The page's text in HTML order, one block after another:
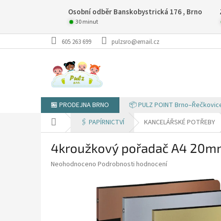
Osobní odběr Banskobystrická 176 , Brno
30 minut
605 263 699 pulzsro@email.cz
🏪 PRODEJNA BRNO 📦 PULZ POINT
🖇️ PAPÍRNICTVÍ KANCELÁŘSKÉ POTŘEBY
4kroužkový pořadač A4
Průměrné
Neohodnoceno Podrobnosti hodnocení